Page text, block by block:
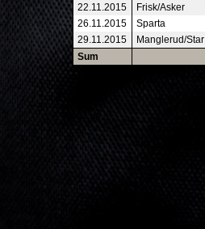
22.11.2015
Frisk/Asker
26.11.2015
Sparta
29.11.2015
Manglerud/Star
Sum